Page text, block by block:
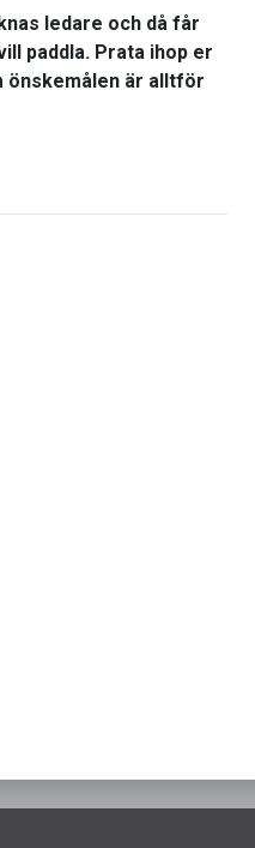
ledare och då får
paddla. Prata ihop er
önskemålen är alltför